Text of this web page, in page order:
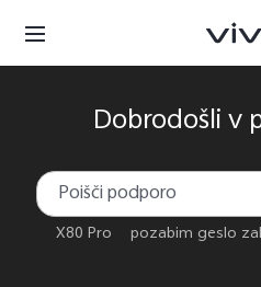
Dobrodošli v
X80 Pro pozabim geslo